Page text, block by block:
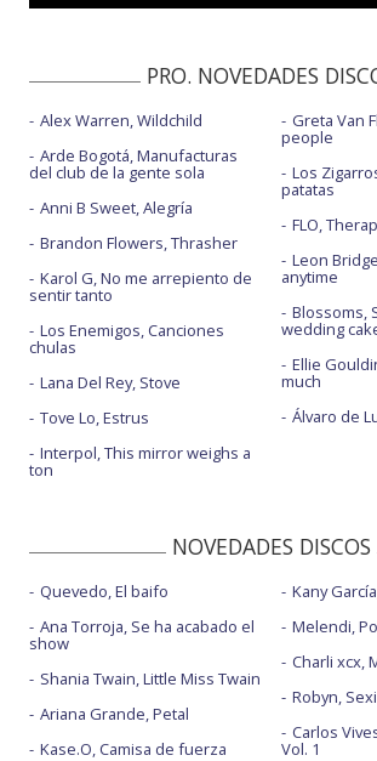
PRO. NOVEDADES
Alex Warren, Wildchild
Arde Bogotá, Manufacturas
del club de la gente sola
Anni B Sweet, Alegría
Brandon Flowers, Thrasher
Karol G, No me arrepiento de
sentir tanto
Los Enemigos, Canciones
chulas
Lana Del Rey, Stove
Tove Lo, Estrus
Interpol, This mirror weighs a
ton
Greta Van
people
Los
patatas
FLO,
Leon
anytime
Blossoms,
wedding
Ellie
much
Álvaro de
NOVEDADES DISCOS
Quevedo, El baifo
Ana Torroja, Se ha acabado el
show
Shania Twain, Little Miss Twain
Ariana Grande, Petal
Kase.O, Camisa de fuerza
Kany
Melendi,
Charli xcx,
Robyn,
Carlos
Vol. 1